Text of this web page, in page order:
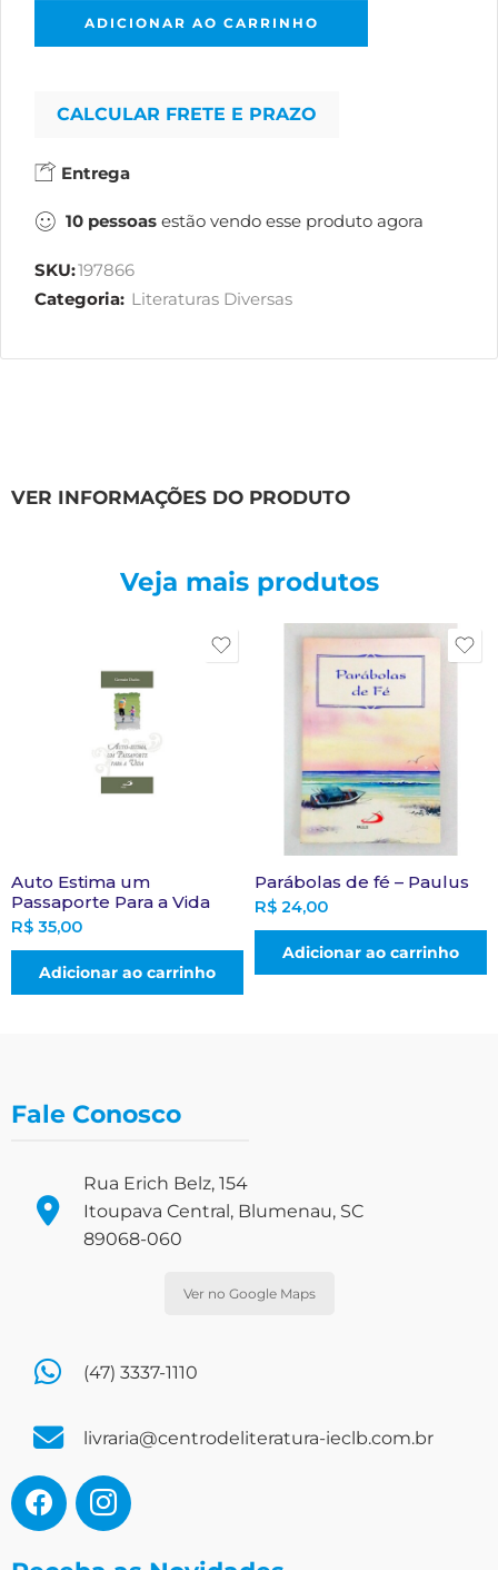
ADICIONAR AO CARRINHO
CALCULAR FRETE E PRAZO
Entrega
10 pessoas estão vendo esse produto agora
SKU:197866
Categoria: Literaturas Diversas
VER INFORMAÇÕES DO PRODUTO
Veja mais produtos
Auto Estima um
Passaporte Para a Vida
R$ 35,00
Adicionar ao carrinho
Parábolas de fé – Paulus
R$ 24,00
Adicionar ao carrinho
Fale Conosco
Rua Erich Belz, 154
Itoupava Central, Blumenau, SC
89068-060
Ver no Google Maps
(47) 3337-1110
livraria@centrodeliteratura-ieclb.com.br